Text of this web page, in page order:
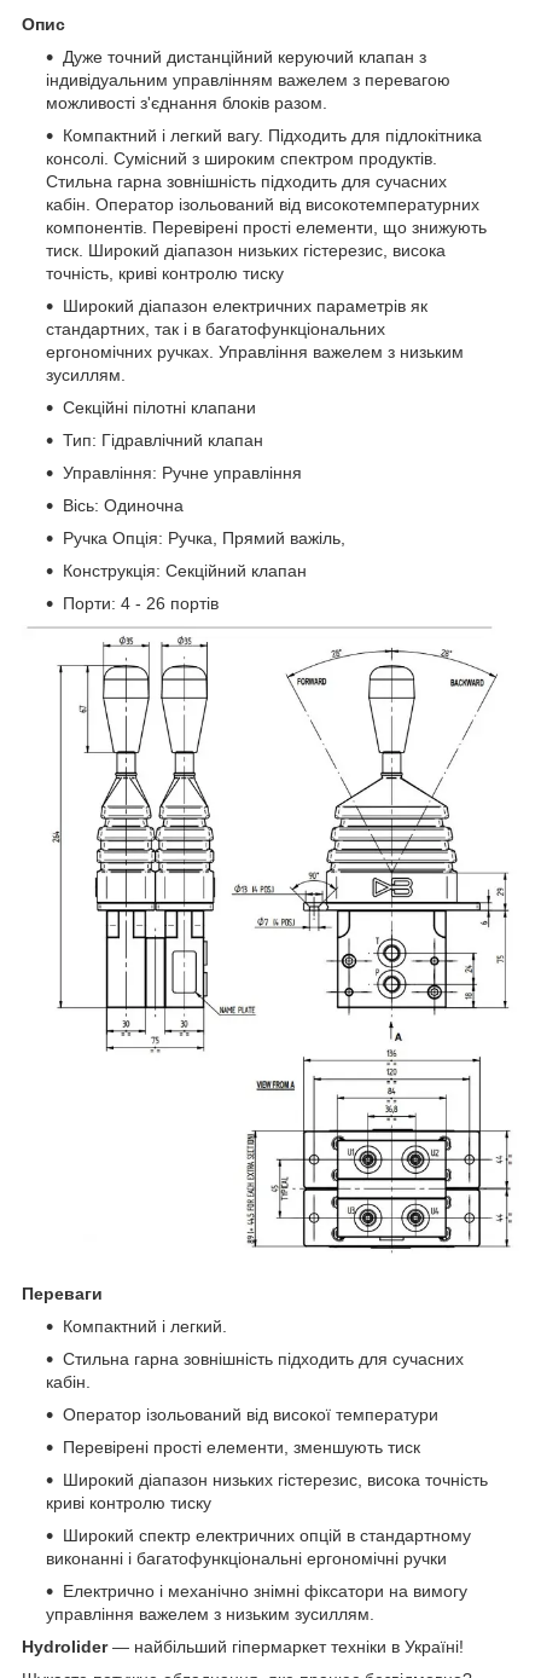
Опис
Дуже точний дистанційний керуючий клапан з
індивідуальним управлінням важелем з перевагою
можливості з'єднання блоків разом.
Компактний і легкий вагу. Підходить для підлокітника
консолі. Сумісний з широким спектром продуктів.
Стильна гарна зовнішність підходить для сучасних
кабін. Оператор ізольований від високотемпературних
компонентів. Перевірені прості елементи, що знижують
тиск. Широкий діапазон низьких гістерезис, висока
точність, криві контролю тиску
Широкий діапазон електричних параметрів як
стандартних, так і в багатофункціональних
ергономічних ручках. Управління важелем з низьким
зусиллям.
Секційні пілотні клапани
Тип: Гідравлічний клапан
Управління: Ручне управління
Вісь: Одиночна
Ручка Опція: Ручка, Прямий важіль,
Конструкція: Секційний клапан
Порти: 4 - 26 портів
Переваги
Компактний і легкий.
Стильна гарна зовнішність підходить для сучасних
кабін.
Оператор ізольований від високої температури
Перевірені прості елементи, зменшують тиск
Широкий діапазон низьких гістерезис, висока точність
криві контролю тиску
Широкий спектр електричних опцій в стандартному
виконанні і багатофункціональні ергономічні ручки
Електрично і механічно знімні фіксатори на вимогу
управління важелем з низьким зусиллям.
Hydrolider— найбільший гіпермаркет техніки в Україні!